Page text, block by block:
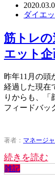
ダイエッ
筋トレ
エット
昨年11月の頭
経過した現在
りからも、「
フィードバ
著者： マネージ
続きを読む
雑記